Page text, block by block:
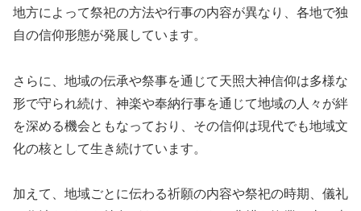
地方によって祭祀の方法や行事の内容が異なり、各地で独
自の信仰形態が発展しています。
さらに、地域の伝承や祭事を通じて天照大神信仰は多様な
形で守られ続け、神楽や奉納行事を通じて地域の人々が絆
を深める機会ともなっており、その信仰は現代でも地域文
化の核として生き続けています。
加えて、地域ごとに伝わる祈願の内容や祭祀の時期、儀礼